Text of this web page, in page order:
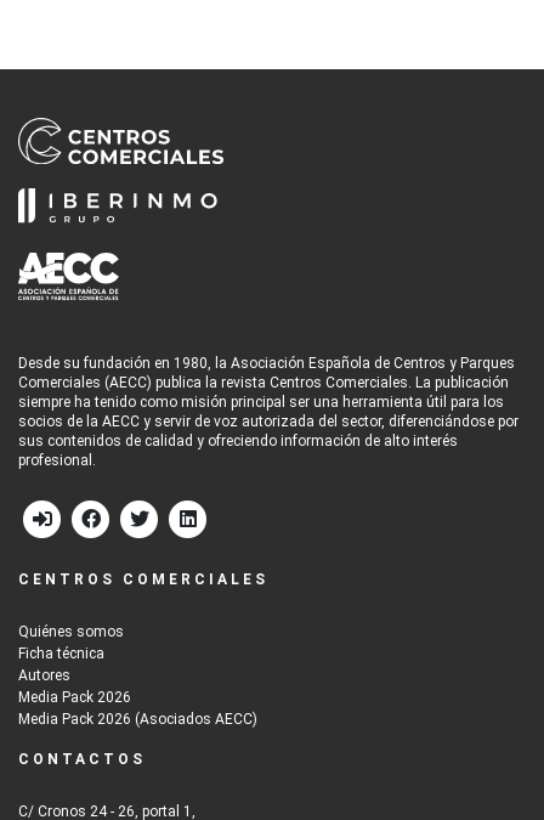
Desde su fundación en 1980, la Asociación Española de Centros y Parques
Comerciales (AECC) publica la revista Centros Comerciales. La publicación
siempre ha tenido como misión principal ser una herramienta útil para los
socios de la AECC y servir de voz autorizada del sector, diferenciándose por
sus contenidos de calidad y ofreciendo información de alto interés
profesional.
CENTROS COMERCIALES
Quiénes somos
Ficha técnica
Autores
Media Pack 2026
Media Pack 2026 (Asociados AECC)
CONTACTOS
C/ Cronos 24 - 26, portal 1,